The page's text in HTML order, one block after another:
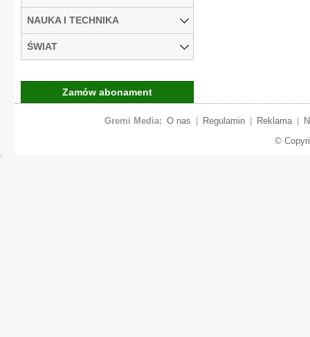
NAUKA I TECHNIKA
ŚWIAT
Zamów abonament
Gremi Media: O nas Regulamin Reklama
©